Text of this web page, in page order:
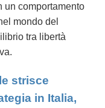
un comportamento
mondo del
tra libertà
strisce
in Italia,